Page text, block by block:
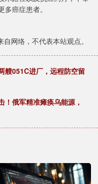
癌症患者。
网络，不代表本站观点。
艘051C进厂，远程防空留
！俄军精准瘫痪乌能源，